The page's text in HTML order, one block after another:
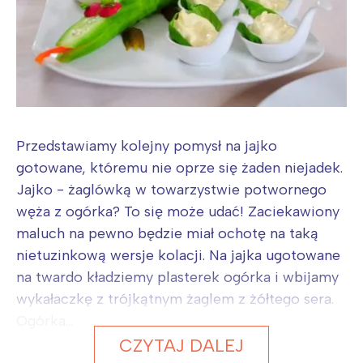
Przedstawiamy kolejny pomysł na jajko
gotowane, któremu nie oprze się żaden niejadek.
Jajko - żaglówką w towarzystwie potwornego
węża z ogórka? To się może udać! Zaciekawiony
maluch na pewno będzie miał ochotę na taką
nietuzinkową wersje kolacji. Na jajka ugotowane
na twardo kładziemy plasterek ogórka i wbijamy
wykałaczkę z trójkątnym żaglem z żółtego sera.
CZYTAJ DALEJ